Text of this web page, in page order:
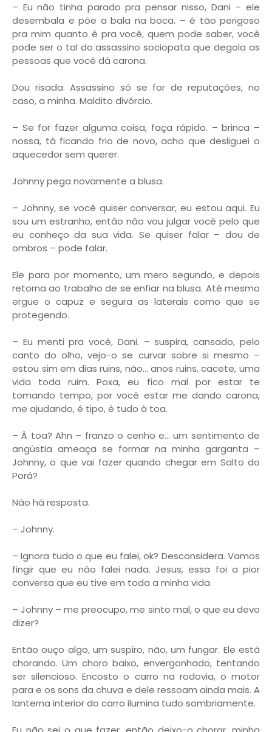
– Eu não tinha parado pra pensar nisso, Dani – ele
desembala e põe a bala na boca. – é tão perigoso
pra mim quanto é pra você, quem pode saber, você
pode ser o tal do assassino sociopata que degola as
pessoas que você dá carona.
Dou risada. Assassino só se for de reputações, no
caso, a minha. Maldito divórcio.
– Se for fazer alguma coisa, faça rápido. – brinca –
nossa, tá ficando frio de novo, acho que desliguei o
aquecedor sem querer.
Johnny pega novamente a blusa.
– Johnny, se você quiser conversar, eu estou aqui. Eu
sou um estranho, então não vou julgar você pelo que
eu conheço da sua vida. Se quiser falar – dou de
ombros – pode falar.
Ele para por momento, um mero segundo, e depois
retorna ao trabalho de se enfiar na blusa. Até mesmo
ergue o capuz e segura as laterais como que se
protegendo.
– Eu menti pra você, Dani. – suspira, cansado, pelo
canto do olho, vejo-o se curvar sobre si mesmo –
estou sim em dias ruins, não… anos ruins, cacete, uma
vida toda ruim. Poxa, eu fico mal por estar te
tomando tempo, por você estar me dando carona,
me ajudando, é tipo, é tudo à toa.
– À toa? Ahn – franzo o cenho e… um sentimento de
angústia ameaça se formar na minha garganta –
Johnny, o que vai fazer quando chegar em Salto do
Porá?
Não há resposta.
– Johnny.
– Ignora tudo o que eu falei, ok? Desconsidera. Vamos
fingir que eu não falei nada. Jesus, essa foi a pior
conversa que eu tive em toda a minha vida.
– Johnny – me preocupo, me sinto mal, o que eu devo
dizer?
Então ouço algo, um suspiro, não, um fungar. Ele está
chorando. Um choro baixo, envergonhado, tentando
ser silencioso. Encosto o carro na rodovia, o motor
para e os sons da chuva e dele ressoam ainda mais. A
lanterna interior do carro ilumina tudo sombriamente.